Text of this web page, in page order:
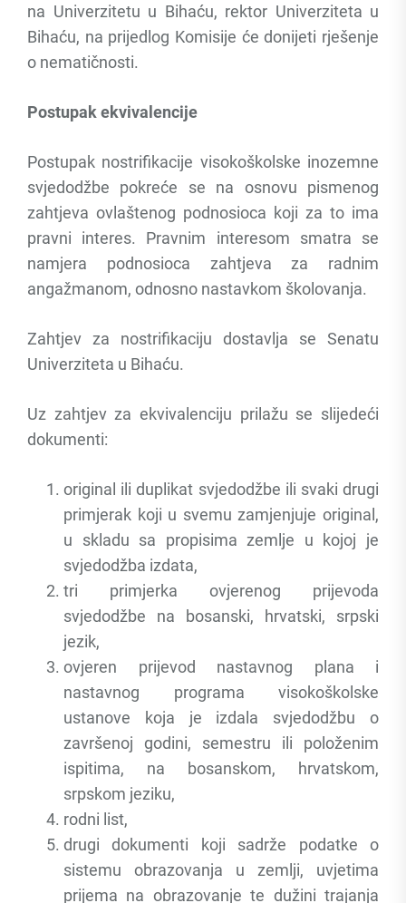
na Univerzitetu u Bihaću, rektor Univerziteta u
Bihaću, na prijedlog Komisije će donijeti rješenje
o nematičnosti.
Postupak ekvivalencije
Postupak nostrifikacije visokoškolske inozemne
svjedodžbe pokreće se na osnovu pismenog
zahtjeva ovlaštenog podnosioca koji za to ima
pravni interes. Pravnim interesom smatra se
namjera podnosioca zahtjeva za radnim
angažmanom, odnosno nastavkom školovanja.
Zahtjev za nostrifikaciju dostavlja se Senatu
Univerziteta u Bihaću.
Uz zahtjev za ekvivalenciju prilažu se slijedeći
dokumenti:
original ili duplikat svjedodžbe ili svaki drugi
primjerak koji u svemu zamjenjuje original,
u skladu sa propisima zemlje u kojoj je
svjedodžba izdata,
tri primjerka ovjerenog prijevoda
svjedodžbe na bosanski, hrvatski, srpski
jezik,
ovjeren prijevod nastavnog plana i
nastavnog programa visokoškolske
ustanove koja je izdala svjedodžbu o
završenoj godini, semestru ili položenim
ispitima, na bosanskom, hrvatskom,
srpskom jeziku,
rodni list,
drugi dokumenti koji sadrže podatke o
sistemu obrazovanja u zemlji, uvjetima
prijema na obrazovanje te dužini trajanja